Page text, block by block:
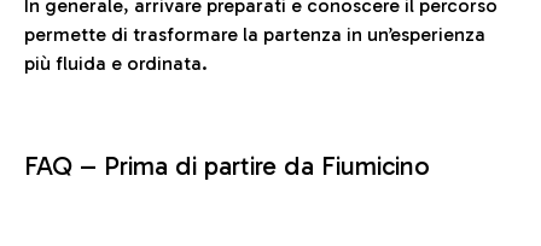
In generale, arrivare preparati e conoscere il percorso
permette di trasformare la partenza in un’esperienza
più fluida e ordinata.
FAQ – Prima di partire da Fiumicino